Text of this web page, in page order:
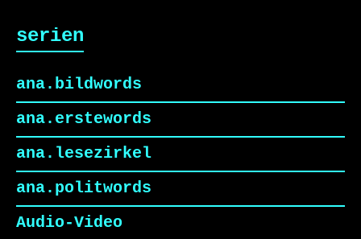
serien
ana.bildwords
ana.erstewords
ana.lesezirkel
ana.politwords
Audio-Video